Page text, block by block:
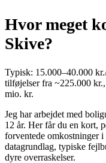
Hvor meget
Skive?
Typisk: 15.000–40.000
tilføjelser fra ~225.000
mio. kr.
Jeg har arbejdet med
12 år. Her får du en kort,
forventede omkostninger
datagrundlag, typiske
dyre overraskelser.